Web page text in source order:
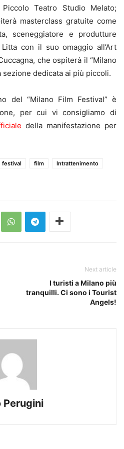
Teatro Studio Melato;
masterclass gratuite come
sceneggiatore e produtture
con il suo omaggio all’Art
che ospiterà il “Milano
sezione dedicata ai più piccoli.
del “Milano Film Festival” è
per cui vi consigliamo di
della manifestazione per
festival film
Intrattenimento
Next article
I turisti a Milano più
tranquilli. Ci sono i Tourist
Angels!
Perugini